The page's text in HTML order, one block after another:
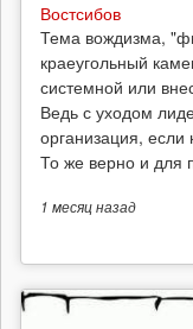
Востсибов
Тема вождизма,
краеугольный
системной или
Ведь с уходом
организация,
То же верно и для
1 месяцназад